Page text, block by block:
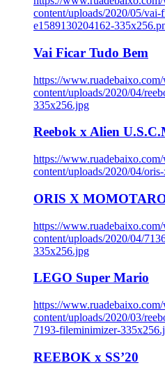
content/uploads/2020/05/vai-
e1589130204162-
Vai Ficar Tudo Bem
https://
content/uploads/2020/04/
335x256.jpg
Reebok x Alien
https://
content/uploads/2020/04/
ORIS X
https://
content/uploads/2020/04/
335x256.jpg
LEGO Super Mario
https://
content/uploads/2020/03/
7193-fileminimizer-
REEBOK x SS’20